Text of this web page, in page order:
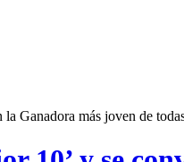
Ganadora más joven de